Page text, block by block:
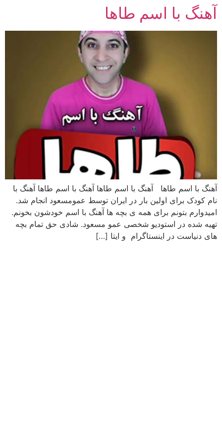
پرش
محتوا
آهنگ با اسم طاها
آهنگ با اسم طاها آهنگ با اسم طاها آهنگ با اسم طاها آهنگ با
نام کودک برای اولین بار در ایران توسط عمومسعود انجام شد.
امیدوارم بتونم برای همه ی بچه ها آهنگ با اسم خودشون بخونم.
تهیه شده در استودیو شخصی عمو مسعود. شادی حق تمام بچه
های دنیاست در اینستاگرام و ایتا […]